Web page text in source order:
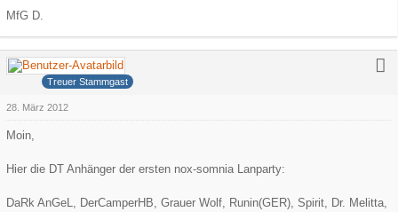
MfG D.
Ollijolli
Treuer Stammgast
28. März 2012
Moin,
Hier die DT Anhänger der ersten nox-somnia Lanparty:
DaRk AnGeL, DerCamperHB, Grauer Wolf, Runin(GER), Spirit, Dr. Melitta,